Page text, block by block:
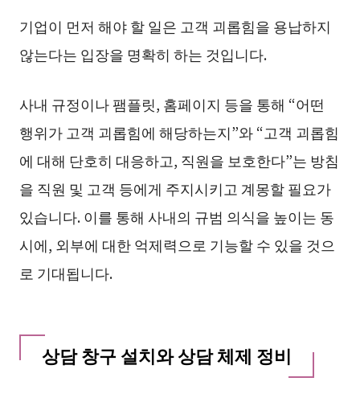
기업이 먼저 해야 할 일은 고객 괴롭힘을 용납하지
않는다는 입장을 명확히 하는 것입니다.
사내 규정이나 팸플릿, 홈페이지 등을 통해 “어떤
행위가 고객 괴롭힘에 해당하는지”와 “고객 괴롭힘
에 대해 단호히 대응하고, 직원을 보호한다”는 방침
을 직원 및 고객 등에게 주지시키고 계몽할 필요가
있습니다. 이를 통해 사내의 규범 의식을 높이는 동
시에, 외부에 대한 억제력으로 기능할 수 있을 것으
로 기대됩니다.
상담 창구 설치와 상담 체제 정비